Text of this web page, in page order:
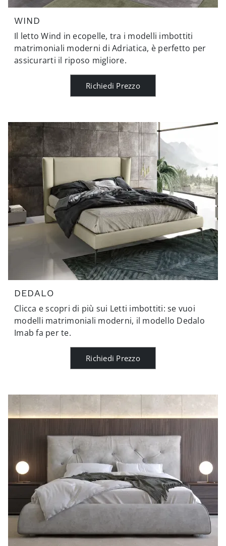
WIND
Il letto Wind in ecopelle, tra i modelli imbottiti
matrimoniali moderni di Adriatica, è perfetto per
assicurarti il riposo migliore.
Richiedi Prezzo
DEDALO
Clicca e scopri di più sui Letti imbottiti: se vuoi
modelli matrimoniali moderni, il modello Dedalo
Imab fa per te.
Richiedi Prezzo